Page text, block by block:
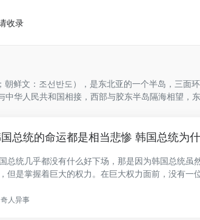
收录
鲜文：조선반도），是东北亚的一个半岛，三面
华人民共和国相接，西部与胶东半岛隔海相望，
总统的命运都是相当悲惨 韩国总统为
总统几乎都没有什么好下场，那是因为韩国总统虽
但是掌握着巨大的权力。在巨大权力面前，没有一
奇人异事